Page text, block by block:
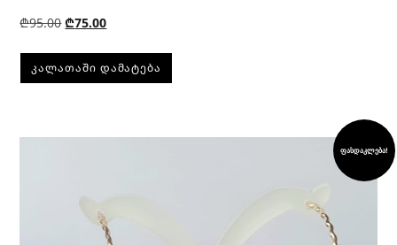
₾95.00 ₾75.00
ᲙᲐᲚᲐᲗᲐᲨᲘ ᲓᲐᲛᲐᲢᲔᲑᲐ
ფასდაკლება!